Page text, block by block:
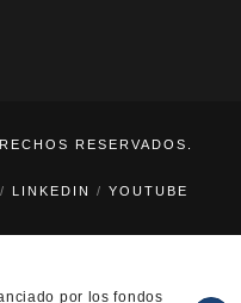
RESERVADOS.
LINKEDIN YOUTUBE
por los fondos